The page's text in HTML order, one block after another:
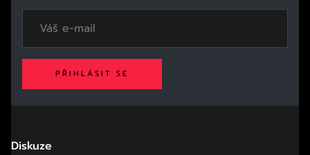
PŘIHLÁSIT SE
Diskuze